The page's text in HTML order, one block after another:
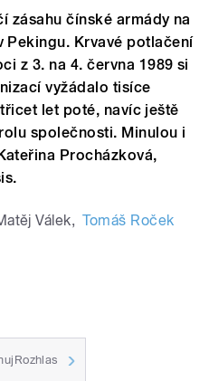
zásahu čínské armády na
Pekingu. Krvavé potlačení
z 3. na 4. června 1989 si
vyžádalo tisíce
let poté, navíc ještě
společnosti. Minulou i
Procházková,
Válek, Tomáš Roček